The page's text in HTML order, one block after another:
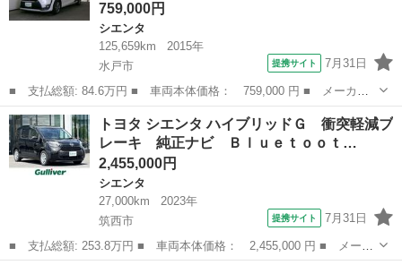
759,000円
シエンタ
125,659km
2015年
水戸市
提携サイト 7月31日
■ 支払総額: 84.6万円 ■ 車両本体価格： 759,000 円 ■ メーカー
名： トヨタ ■ 車種名： シエンタ ■ グレード名： ハイブリッ
ドＧ フルセグ メモリーナビ ＤＶＤ再生 ミュージックプレイヤ
ー接続可 バ...
茨城 水戸市 シエンタ
トヨタ シエンタ ハイブリッドＧ 衝突軽減ブ
レーキ 純正ナビ Ｂｌｕｅｔｏｏｔ…
2,455,000円
シエンタ
27,000km
2023年
筑西市
提携サイト 7月31日
■ 支払総額: 253.8万円 ■ 車両本体価格： 2,455,000 円 ■ メーカ